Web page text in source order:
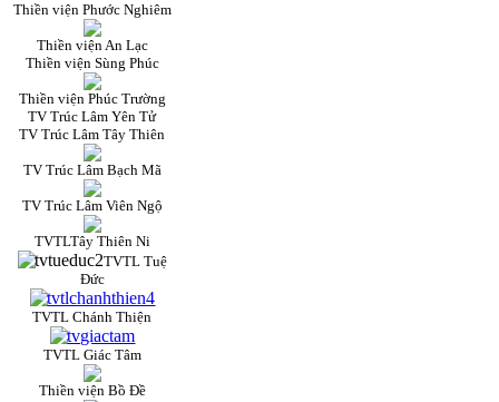
Thiền viện Phước Nghiêm
Thiền viện An Lạc
Thiền viện Sùng Phúc
Thiền viện Phúc Trường
TV Trúc Lâm Yên Tử
TV Trúc Lâm Tây Thiên
TV Trúc Lâm Bạch Mã
TV Trúc Lâm Viên Ngộ
TVTLTây Thiên Ni
TVTL Tuệ
Đức
TVTL Chánh Thiện
TVTL Giác Tâm
Thiền viện Bồ Đề